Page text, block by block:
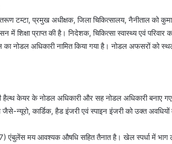
टम्टा, प्रमुख अधीक्षक, जिला चिकित्सालय, नैनीताल को
में शिक्षा प्राप्त की है। निदेशक, चिकित्सा स्वास्थ्य एवं
नोडल अधिकारी नामित किया गया है। नोडल अफसरों को
हैल्थ केयर के नोडल अधिकारी और सह नोडल अधिकारी बनाए
जैसे-न्यूरो, कार्डिक, हैड इंजरी एवं स्पाइन इंजरी को उक्त
मय आवश्यक औषधि सहित तैनात है। खेल स्पर्धा में भाग